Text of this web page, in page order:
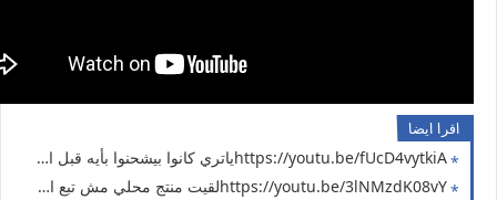
اقرا ايضا
https://youtu.be/fUcD4vytkiAياتري كانوا بيشحنوا بأيه قبل اختراع الشواحن ( حل مشكلة انقطاع الكهرباء #16 )
https://youtu.be/3lNMzdK08vYلقيت منتج محلي مش تبع المقاطعة والستيم بتاعه قوي لدرجة انه ممكن يشحن الهاتف (حل مشكلة الكهرباء 15)